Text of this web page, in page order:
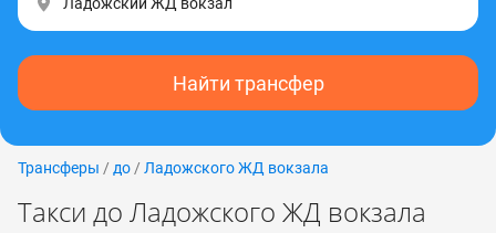
Найти трансфер
Трансферы / до / Ладожского ЖД вокзала
Такси до Ладожского ЖД вокзала